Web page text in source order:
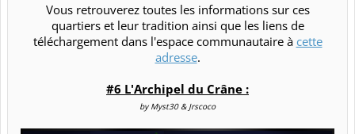
Vous retrouverez toutes les informations sur ces
quartiers et leur tradition ainsi que les liens de
téléchargement dans l'espace communautaire à cette
adresse.​
#6 L'Archipel du Crâne :
by Myst30 & Jrscoco